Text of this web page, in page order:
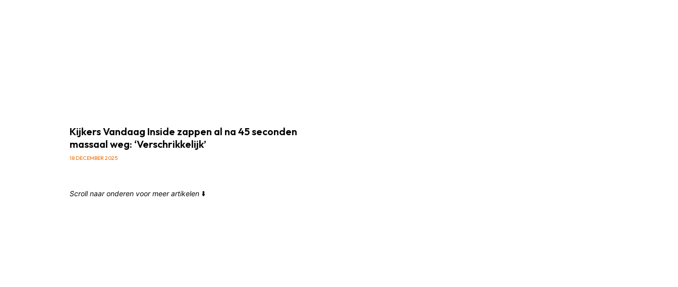
Kijkers Vandaag Inside zappen al na 45 seconden
massaal weg: ‘Verschrikkelijk’
18 DECEMBER 2025
Scroll naar onderen voor meer artikelen ⬇️